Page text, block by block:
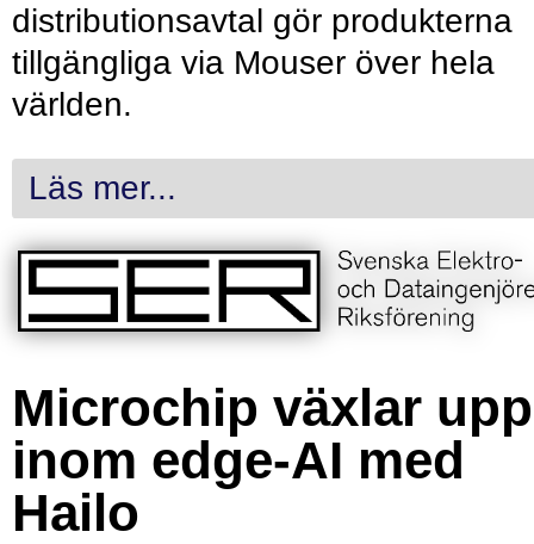
distributionsavtal gör produkterna
tillgängliga via Mouser över hela
världen.
Läs mer...
Microchip växlar upp
inom edge-AI med
Hailo